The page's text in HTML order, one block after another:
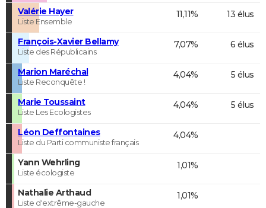
Valérie Hayer
Liste Ensemble
11,11% 13 élus
François-Xavier Bellamy
Liste des Républicains
7,07% 6 élus
Marion Maréchal
Liste Reconquête !
4,04% 5 élus
Marie Toussaint
Liste Les Ecologistes
4,04% 5 élus
Léon Deffontaines
Liste du Parti communiste français
4,04%
Yann Wehrling
Liste écologiste
1,01%
Nathalie Arthaud
Liste d'extrême-gauche
1,01%